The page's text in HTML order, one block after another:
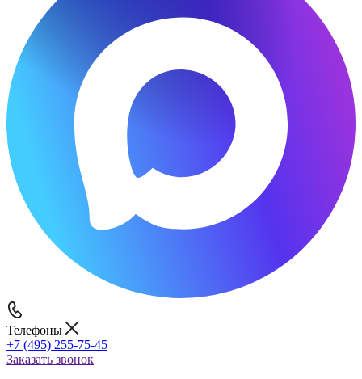
Телефоны
+7 (495) 255-75-45
Заказать звонок